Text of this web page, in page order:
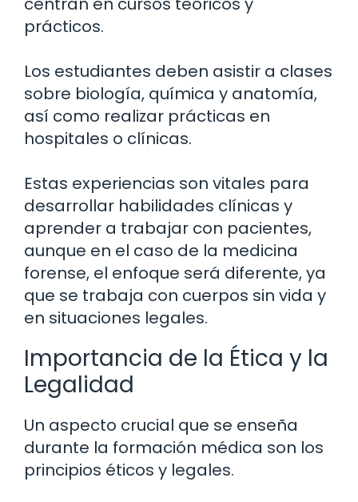
prácticos.
Los estudiantes deben asistir a clases
sobre biología, química y anatomía,
así como realizar prácticas en
hospitales o clínicas.
Estas experiencias son vitales para
desarrollar habilidades clínicas y
aprender a trabajar con pacientes,
aunque en el caso de la medicina
forense, el enfoque será diferente, ya
que se trabaja con cuerpos sin vida y
en situaciones legales.
Importancia de la Ética y la
Legalidad
Un aspecto crucial que se enseña
durante la formación médica son los
principios éticos y legales.